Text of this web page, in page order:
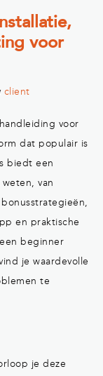
voor
client
voor
dat populair is
biedt een
van
en praktische
beginner
je waardevolle
te
je deze